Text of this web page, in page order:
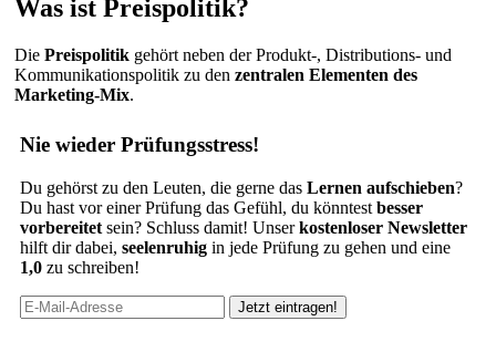
Was ist Preispolitik?
Die Preispolitik gehört neben der Produkt-, Distributions- und
Kommunikationspolitik zu den zentralen Elementen des
Marketing-Mix.
Nie wieder Prüfungsstress!
Du gehörst zu den Leuten, die gerne das Lernen aufschieben?
Du hast vor einer Prüfung das Gefühl, du könntest besser
vorbereitet sein? Schluss damit! Unserkostenloser Newsletter
hilft dir dabei, seelenruhig in jede Prüfung zu gehen und eine
1,0 zu schreiben!